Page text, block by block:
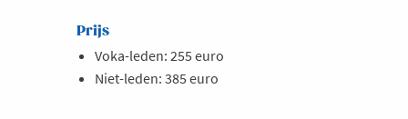
Prijs
Voka-leden: 255 euro
Niet-leden: 385 euro
Ruimtelijke ordening en Infrastructuur